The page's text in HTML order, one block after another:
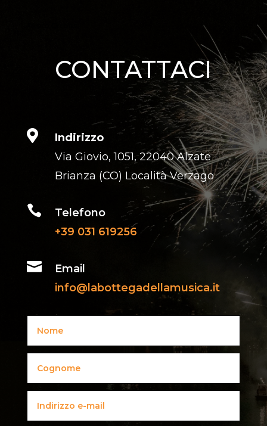
CONTATTACI

Indirizzo
Via Giovio, 1051, 22040 Alzate
Brianza (CO) Località Verzago

Telefono
+39 031 619256

Email
info@labottegadellamusica.it